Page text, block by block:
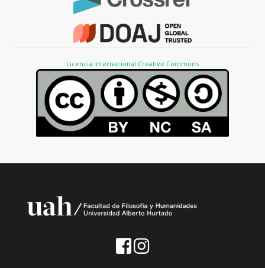
Licencia internacional Creative Commons